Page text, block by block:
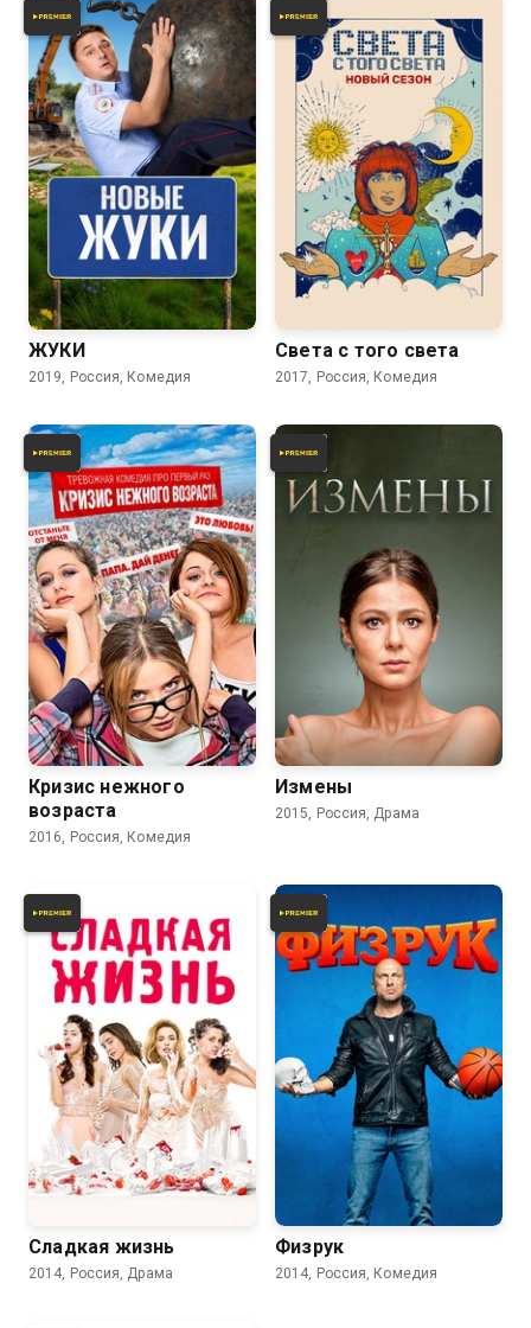
7.8 7.2
ЖУКИ
2019, Россия, Комедия
6.1 5.9
Света с того света
2017, Россия, Комедия
6.2 6.5
Кризис нежного
возраста
2016, Россия, Комедия
8.0 7.2
Измены
2015, Россия, Драма
7.8 7.0
Сладкая жизнь
2014, Россия, Драма
6.5
Физрук
2014, Россия, Комедия